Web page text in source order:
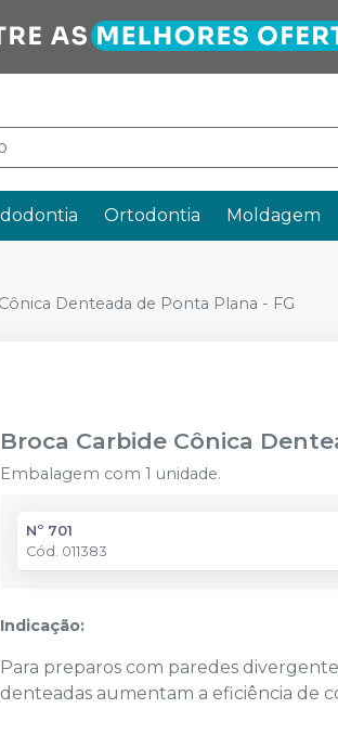
Ortodontia Moldagem
Denteada de Ponta Plana - FG
Broca Carbide Cônica
Embalagem com 1 unidade.
Nº 701
Cód. 011383
Indicação:
Para preparos com paredes
denteadas aumentam a eficiência de